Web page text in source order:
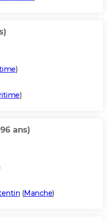
)
)
ans)
(Manche)